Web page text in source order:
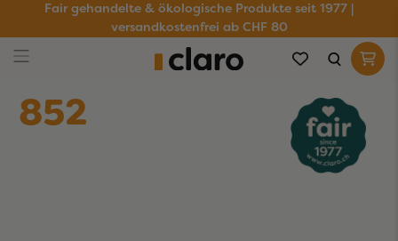
Fair gehandelte & ökologische Produkte seit 1977 |
versandkostenfrei ab CHF 80
852